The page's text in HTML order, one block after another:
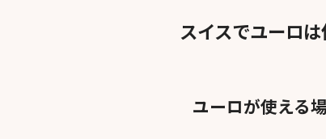
スイスでユーロ
ユーロが使える